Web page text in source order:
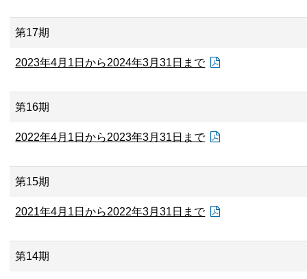
第17期
2023年4月1日から2024年3月31日まで
第16期
2022年4月1日から2023年3月31日まで
第15期
2021年4月1日から2022年3月31日まで
第14期